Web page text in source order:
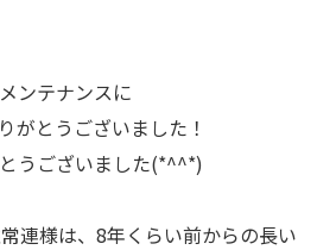
ンテナンスに
がとうございました！
うございました(*^^*)
連様は、8年くらい前からの長い